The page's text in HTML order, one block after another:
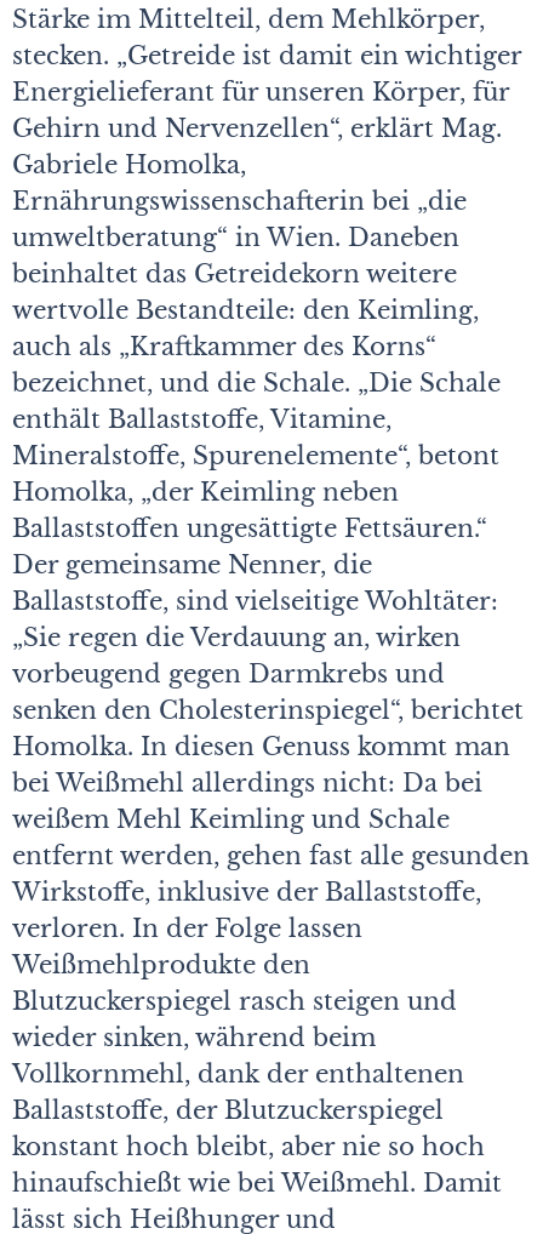
Stärke im Mittelteil, dem Mehlkörper,
stecken. „Getreide ist damit ein wichtiger
Energielieferant für unseren Körper, für
Gehirn und Nervenzellen“, erklärt Mag.
Gabriele Homolka,
Ernährungswissenschafterin bei „die
umweltberatung“ in Wien. Daneben
beinhaltet das Getreidekorn weitere
wertvolle Bestandteile: den Keimling,
auch als „Kraftkammer des Korns“
bezeichnet, und die Schale. „Die Schale
enthält Ballaststoffe, Vitamine,
Mineralstoffe, Spurenelemente“, betont
Homolka, „der Keimling neben
Ballaststoffen ungesättigte Fettsäuren.“
Der gemeinsame Nenner, die
Ballaststoffe, sind vielseitige Wohltäter:
„Sie regen die Verdauung an, wirken
vorbeugend gegen Darmkrebs und
senken den Cholesterinspiegel“, berichtet
Homolka. In diesen Genuss kommt man
bei Weißmehl allerdings nicht: Da bei
weißem Mehl Keimling und Schale
entfernt werden, gehen fast alle gesunden
Wirkstoffe, inklusive der Ballaststoffe,
verloren. In der Folge lassen
Weißmehlprodukte den
Blutzuckerspiegel rasch steigen und
wieder sinken, während beim
Vollkornmehl, dank der enthaltenen
Ballaststoffe, der Blutzuckerspiegel
konstant hoch bleibt, aber nie so hoch
hinaufschießt wie bei Weißmehl. Damit
lässt sich Heißhunger und